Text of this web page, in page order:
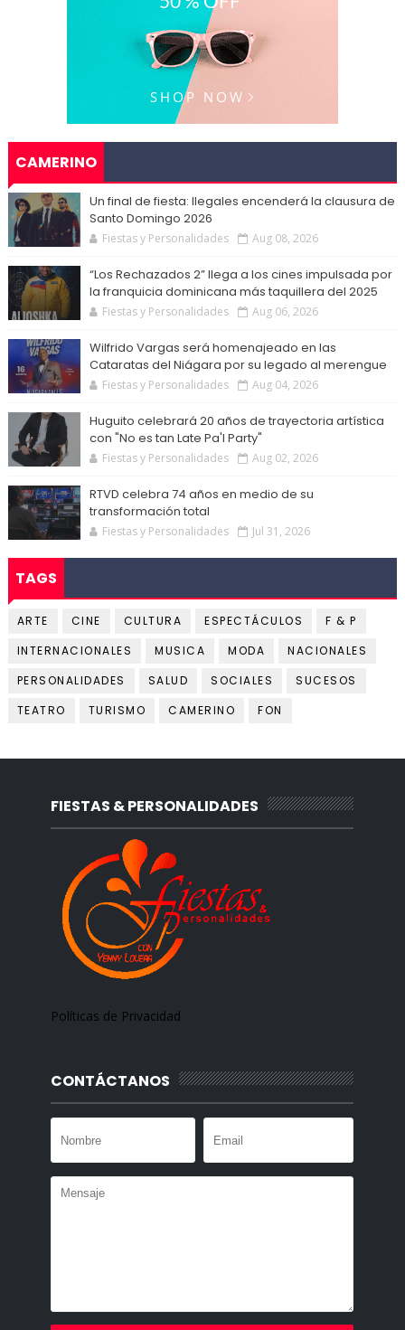
CAMERINO
Un final de fiesta: Ilegales encenderá la clausura de
Santo Domingo 2026
Fiestas y Personalidades Aug 08, 2026
“Los Rechazados 2” llega a los cines impulsada por
la franquicia dominicana más taquillera del 2025
Fiestas y Personalidades Aug 06, 2026
Wilfrido Vargas será homenajeado en las
Cataratas del Niágara por su legado al merengue
Fiestas y Personalidades Aug 04, 2026
Huguito celebrará 20 años de trayectoria artística
con "No es tan Late Pa'l Party"
Fiestas y Personalidades Aug 02, 2026
RTVD celebra 74 años en medio de su
transformación total
Fiestas y Personalidades Jul 31, 2026
TAGS
ARTE CINE CULTURA ESPECTÁCULOS
F & P
INTERNACIONALES
MUSICA MODA
NACIONALES
PERSONALIDADES
SALUD SOCIALES
SUCESOS
TEATRO
TURISMO CAMERINO FON
FIESTAS & PERSONALIDADES
Políticas de Privacidad
CONTÁCTANOS